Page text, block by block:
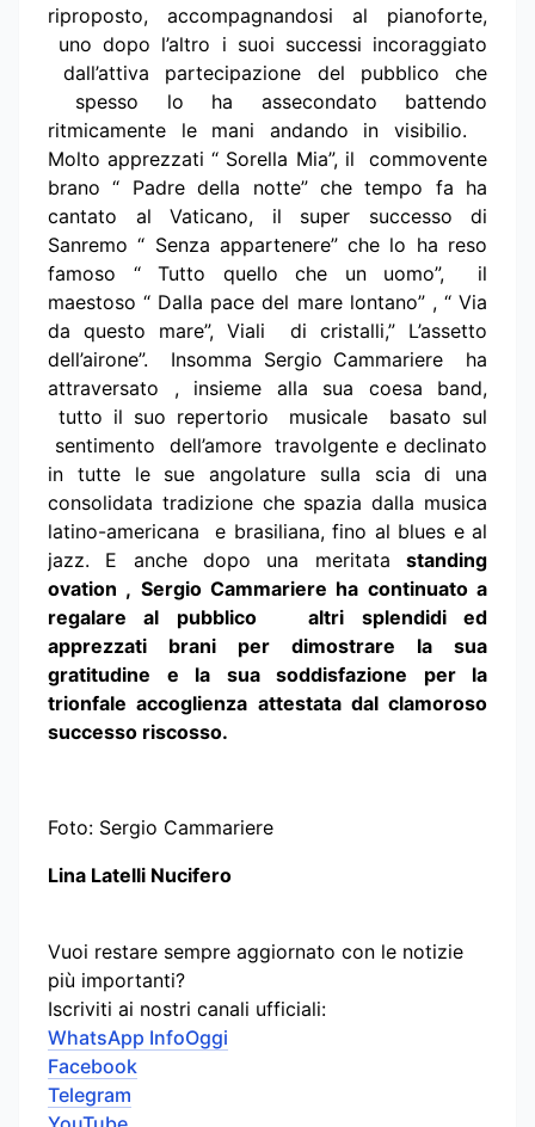
riproposto, accompagnandosi al pianoforte,
uno dopo l’altro i suoi successi incoraggiato
dall’attiva partecipazione del pubblico che
spesso lo ha assecondato battendo
ritmicamente le mani andando in visibilio.
Molto apprezzati “ Sorella Mia”, il commovente
brano “ Padre della notte” che tempo fa ha
cantato al Vaticano, il super successo di
Sanremo “ Senza appartenere” che lo ha reso
famoso “ Tutto quello che un uomo”,
il
maestoso “ Dalla pace del mare lontano” , “ Via
da questo mare”, Viali di cristalli,” L’assetto
dell’airone”. Insomma Sergio Cammariere ha
attraversato , insieme alla sua coesa band,
tutto il suo repertorio musicale basato sul
sentimento dell’amore travolgente e declinato
in tutte le sue angolature sulla scia di una
consolidata tradizione che spazia dalla musica
latino-americana e brasiliana, fino al blues e al
jazz. E anche dopo una meritata standing
ovation , Sergio Cammariere ha continuato a
regalare
al pubblico
altri splendidi ed
apprezzati brani
per dimostrare la sua
gratitudine e la sua soddisfazione per la
trionfale accoglienza attestata dal clamoroso
successo riscosso.
Foto: Sergio Cammariere
Lina Latelli Nucifero
Vuoi restare sempre aggiornato con le notizie
più importanti?
Iscriviti ai nostri canali ufficiali:
WhatsApp InfoOggi
Facebook
Telegram